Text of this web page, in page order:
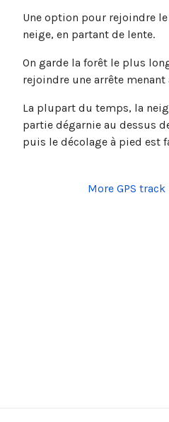
Une option pour rejoindre
neige, en partant de lente.
On garde la forêt le plus
rejoindre une arrête
La plupart du temps, la
partie dégarnie au dessus
puis le décolage à pied est
More GPS